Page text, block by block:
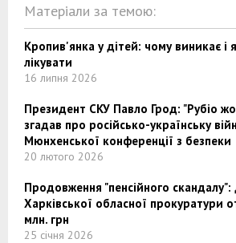
Матеріали за темою:
Кропив'янка у дітей: чому виникає і
лікувати
16 липня 2026
Президент СКУ Павло Грод: "Рубіо
згадав про російсько-українську
Мюнхенської конференції з безпеки
20 лютого 2026
Продовження "пенсійного скандалу":
Харківської обласної прокуратури
млн. грн
25 січня 2026